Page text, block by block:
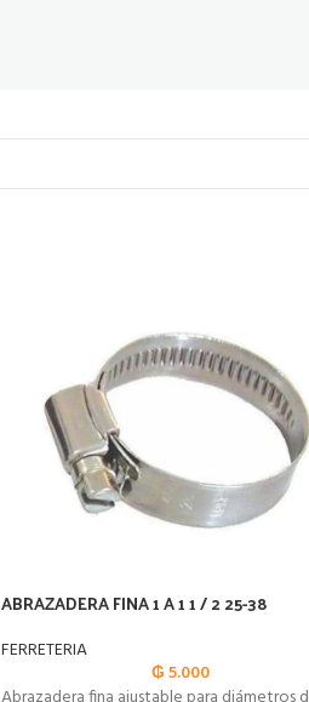
ABRAZADERA FINA 1 A 1 1 / 2 25-38
FERRETERIA
₲5.000